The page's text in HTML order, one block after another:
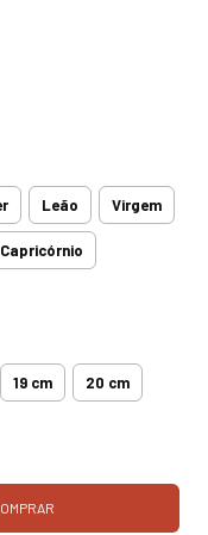
Leão Virgem
Capricórnio
19 cm 20 cm